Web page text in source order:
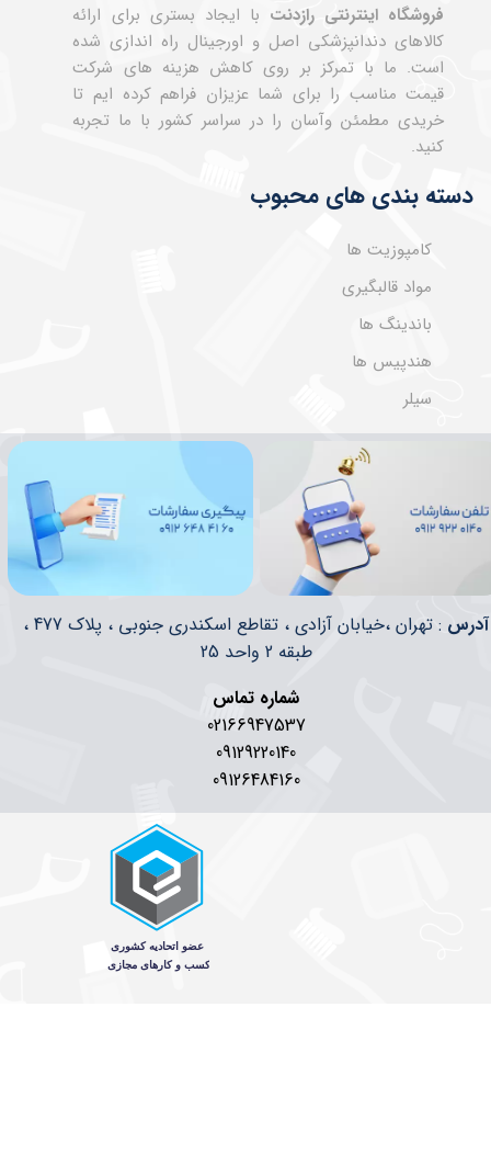
فروشگاه اینترنتی رازدنت با ایجاد بستری برای ارائه
کالاهای دندانپزشکی اصل و اورجینال راه اندازی شده
است. ما با تمرکز بر روی کاهش هزینه های شرکت
قیمت مناسب را برای شما عزیزان فراهم کرده ایم تا
خریدی مطمئن وآسان را در سراسر کشور با ما تجربه
کنید.
دسته بندی های محبوب
کامپوزیت ها
مواد قالبگیری
باندینگ ها
هندپیس ها
سیلر
​​آدرس
: تهران ،خیابان آزادی ، تقاطع اسکندری جنوبی ، پلاک 477 ،
طبقه 2 واحد 25
شماره تماس
02166947537
09129220140
09126484160